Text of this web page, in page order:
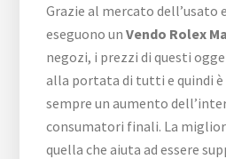
Grazie al mercato dell’usato
eseguono unVendo Rolex
negozi, i prezzi di questi
alla portata di tutti e quindi è
sempre un aumento
consumatori finali. La
quella che aiuta ad essere